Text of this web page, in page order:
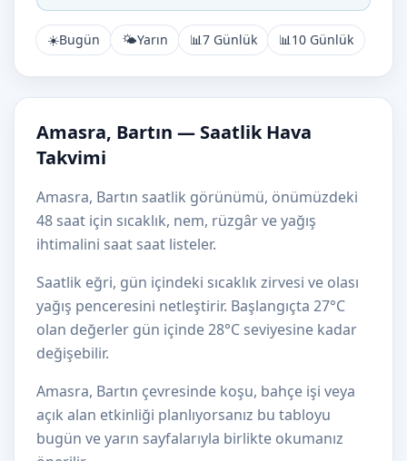
☀️Bugün 🌤️Yarın 📊7 Günlük 📊10 Günlük
Amasra, Bartın — Saatlik Hava
Takvimi
Amasra, Bartın saatlik görünümü, önümüzdeki
48 saat için sıcaklık, nem, rüzgâr ve yağış
ihtimalini saat saat listeler.
Saatlik eğri, gün içindeki sıcaklık zirvesi ve olası
yağış penceresini netleştirir. Başlangıçta 27°C
olan değerler gün içinde 28°C seviyesine kadar
değişebilir.
Amasra, Bartın çevresinde koşu, bahçe işi veya
açık alan etkinliği planlıyorsanız bu tabloyu
bugün ve yarın sayfalarıyla birlikte okumanız